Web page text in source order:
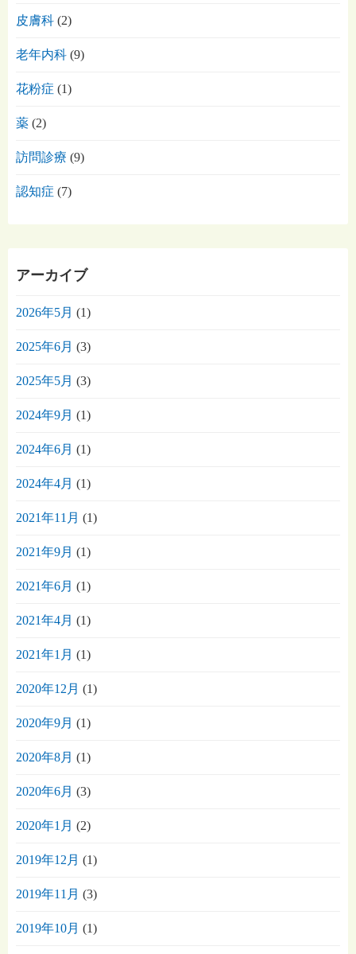
皮膚科 (2)
老年内科 (9)
花粉症 (1)
薬 (2)
訪問診療 (9)
認知症 (7)
アーカイブ
2026年5月 (1)
2025年6月 (3)
2025年5月 (3)
2024年9月 (1)
2024年6月 (1)
2024年4月 (1)
2021年11月 (1)
2021年9月 (1)
2021年6月 (1)
2021年4月 (1)
2021年1月 (1)
2020年12月 (1)
2020年9月 (1)
2020年8月 (1)
2020年6月 (3)
2020年1月 (2)
2019年12月 (1)
2019年11月 (3)
2019年10月 (1)